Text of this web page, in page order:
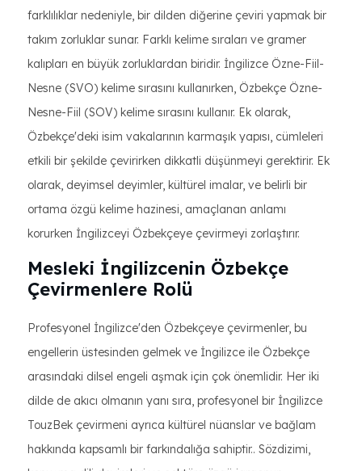
farklılıklar nedeniyle, bir dilden diğerine çeviri yapmak bir
takım zorluklar sunar. Farklı kelime sıraları ve gramer
kalıpları en büyük zorluklardan biridir. İngilizce Özne-Fiil-
Nesne (SVO) kelime sırasını kullanırken, Özbekçe Özne-
Nesne-Fiil (SOV) kelime sırasını kullanır. Ek olarak,
Özbekçe'deki isim vakalarının karmaşık yapısı, cümleleri
etkili bir şekilde çevirirken dikkatli düşünmeyi gerektirir. Ek
olarak, deyimsel deyimler, kültürel imalar, ve belirli bir
ortama özgü kelime hazinesi, amaçlanan anlamı
korurken İngilizceyi Özbekçeye çevirmeyi zorlaştırır.
Mesleki İngilizcenin Özbekçe
Çevirmenlere Rolü
Profesyonel İngilizce'den Özbekçeye çevirmenler, bu
engellerin üstesinden gelmek ve İngilizce ile Özbekçe
arasındaki dilsel engeli aşmak için çok önemlidir. Her iki
dilde de akıcı olmanın yanı sıra, profesyonel bir İngilizce
TouzBek çevirmeni ayrıca kültürel nüanslar ve bağlam
hakkında kapsamlı bir farkındalığa sahiptir.. Sözdizimi,